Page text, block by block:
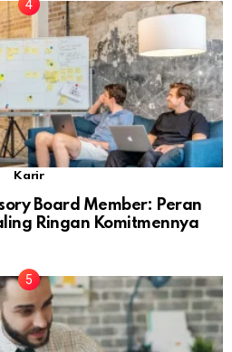
Karir
Board Member: Peran
Ringan Komitmennya